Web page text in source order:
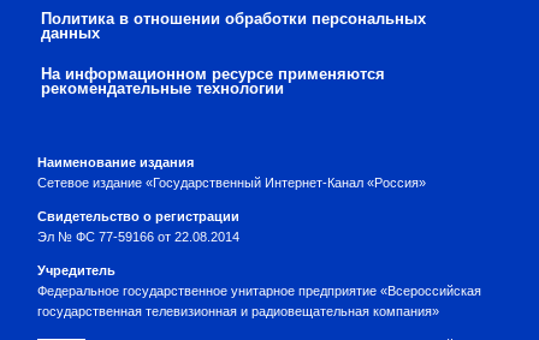
Политика в отношении обработки персональных
данных
На информационном ресурсе применяются
рекомендательные технологии
Наименование издания
Сетевое издание «Государственный Интернет-Канал «Россия»
Свидетельство о регистрации
Эл № ФС 77-59166 от 22.08.2014
Учредитель
Федеральное государственное унитарное предприятие «Всероссийская
государственная телевизионная и радиовещательная компания»